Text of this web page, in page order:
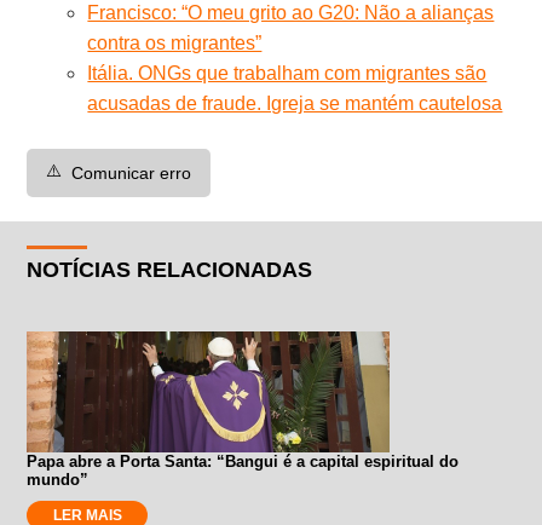
Francisco: “O meu grito ao G20: Não a alianças
contra os migrantes”
Itália. ONGs que trabalham com migrantes são
acusadas de fraude. Igreja se mantém cautelosa
⚠️ Comunicar erro
NOTÍCIAS RELACIONADAS
Papa abre a Porta Santa: “Bangui é a capital espiritual do
mundo”
LER MAIS